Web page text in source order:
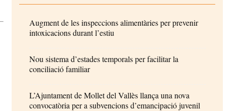
Augment de les inspeccions alimentàries per prevenir
intoxicacions durant l’estiu
Nou sistema d’estades temporals per facilitar la
conciliació familiar
L’Ajuntament de Mollet del Vallès llança una nova
convocatòria per a subvencions d’emancipació juvenil